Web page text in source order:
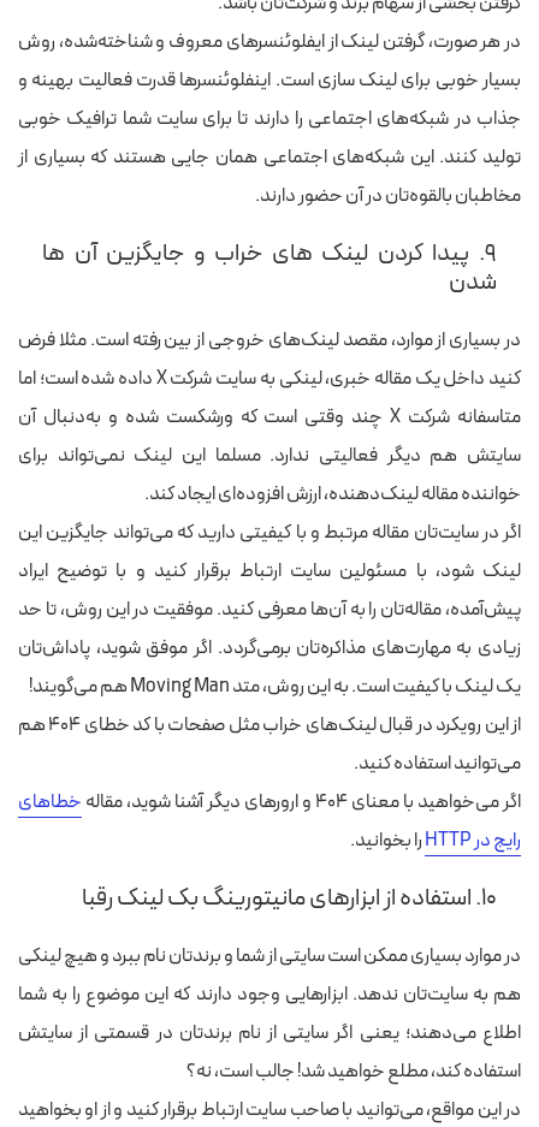
در هر صورت، گرفتن لینک از ایفلوئنسرهای معروف و شناخته‌شده، روش
بسیار خوبی برای لینک سازی است. اینفلوئنسرها قدرت فعالیت بهینه و
جذاب در شبکه‌های اجتماعی را دارند تا برای سایت شما ترافیک خوبی
تولید کنند. این شبکه‌های اجتماعی همان جایی هستند که بسیاری از
مخاطبان بالقوه‌تان در آن حضور دارند.
۹. پیدا کردن لینک های خراب و جایگزین آن ها
شدن
در بسیاری از موارد، مقصد لینک‌های خروجی از بین رفته است. مثلا فرض
کنید داخل یک مقاله خبری، لینکی به سایت شرکت X داده شده است؛ اما
متاسفانه شرکت X چند وقتی است که ورشکست شده و به‌دنبال آن
سایتش هم دیگر فعالیتی ندارد. مسلما این لینک نمی‌تواند برای
خواننده مقاله لینک‌دهنده، ارزش افزوده‌ای ایجاد کند.
اگر در سایت‌تان مقاله مرتبط و با کیفیتی دارید که می‌تواند جایگزین این
لینک شود، با مسئولین سایت ارتباط برقرار کنید و با توضیح ایراد
پیش‌آمده، مقاله‌تان را به‌ آن‌ها معرفی کنید. موفقیت در این روش، تا حد
زیادی به مهارت‌های مذاکره‌تان برمی‌گردد. اگر موفق شوید، پاداش‌تان
یک لینک با کیفیت است. به این روش، متد Moving Man هم می‌گویند!
از این رویکرد در قبال لینک‌های خراب مثل صفحات با کد خطای ۴۰۴ هم
می‌توانید استفاده کنید.
اگر می‌خواهید با معنای ۴۰۴ و ارورهای دیگر آشنا شوید، مقاله
خطاهای
رایج در HTTP
را بخوانید.
۱۰. استفاده از ابزارهای مانیتورینگ بک لینک رقبا
در موارد بسیاری ممکن است سایتی از شما و برندتان نام ببرد و هیچ لینکی
هم به سایت‌تان ندهد. ابزارهایی وجود دارند که این موضوع را به شما
اطلاع می‌دهند؛ یعنی اگر سایتی از نام برندتان در قسمتی از سایتش
استفاده کند، مطلع خواهید شد! جالب است، نه؟
در این مواقع، می‌توانید با صاحب سایت ارتباط برقرار کنید و از او بخواهید